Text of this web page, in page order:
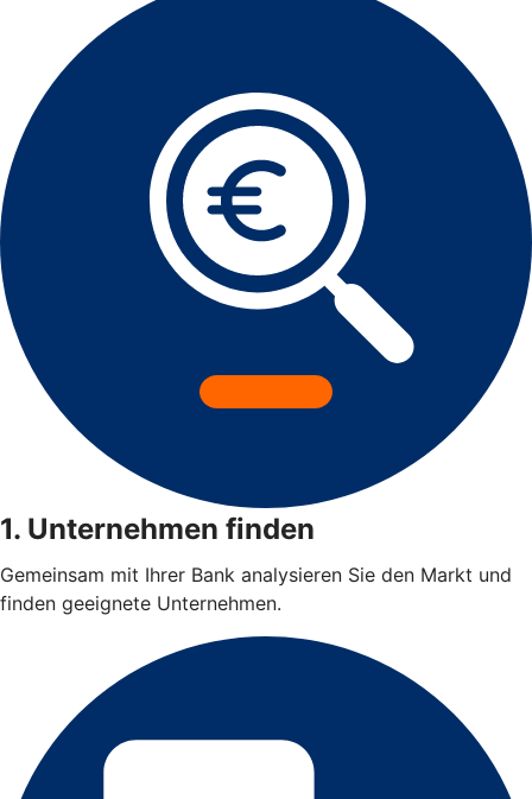
1. Unternehmen finden
Gemeinsam mit Ihrer Bank analysieren Sie den Markt und
finden geeignete Unternehmen.